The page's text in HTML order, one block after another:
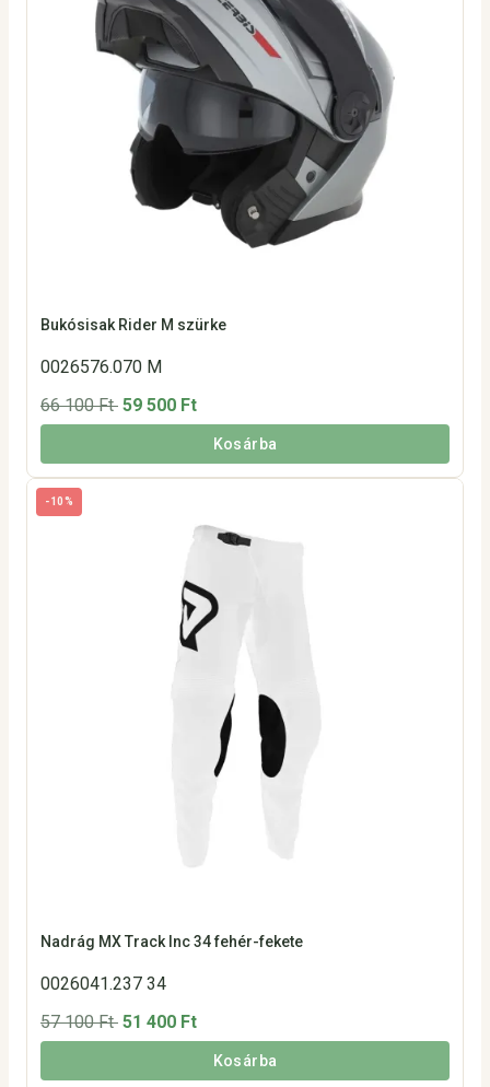
Bukósisak Rider M szürke
0026576.070 M
66 100 Ft 59 500 Ft
Kosárba
-10%
Nadrág MX Track Inc 34 fehér-fekete
0026041.237 34
57 100 Ft 51 400 Ft
Kosárba